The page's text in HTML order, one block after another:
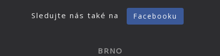
Sledujte nás také na Facebooku
BRNO